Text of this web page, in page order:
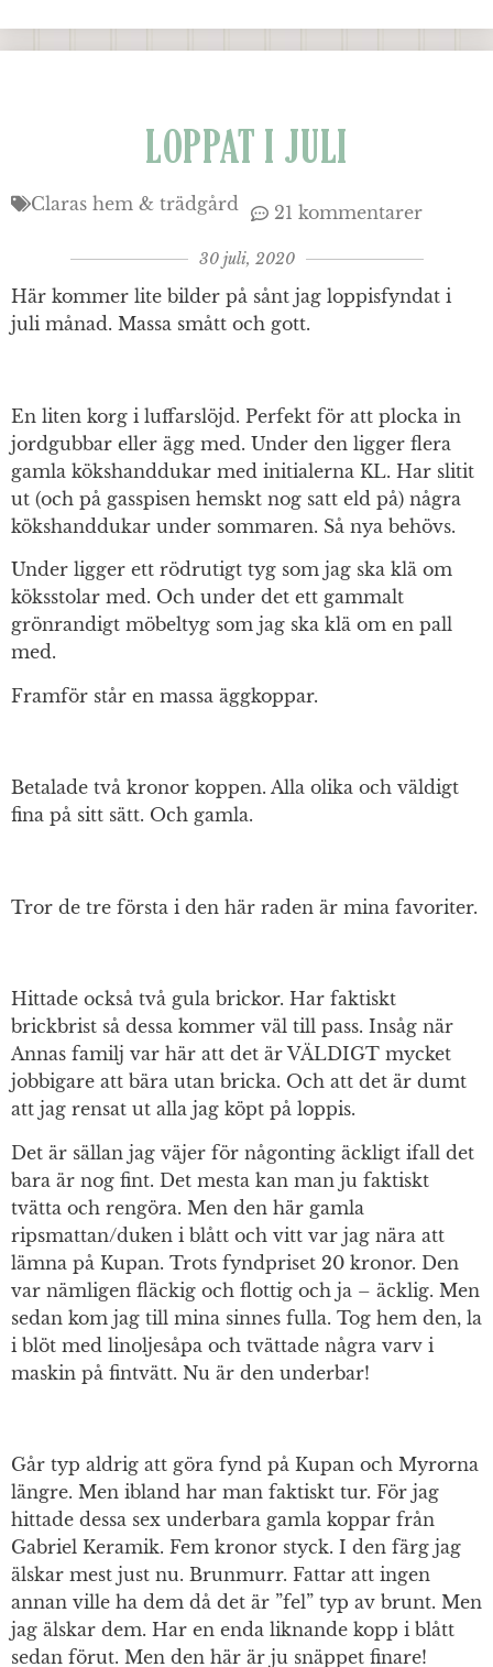
LOPPAT I JULI
Claras hem & trädgård 21 kommentarer
30 juli, 2020
Här kommer lite bilder på sånt jag loppisfyndat i
juli månad. Massa smått och gott.
En liten korg i luffarslöjd. Perfekt för att plocka in
jordgubbar eller ägg med. Under den ligger flera
gamla kökshanddukar med initialerna KL. Har slitit
ut (och på gasspisen hemskt nog satt eld på) några
kökshanddukar under sommaren. Så nya behövs.
Under ligger ett rödrutigt tyg som jag ska klä om
köksstolar med. Och under det ett gammalt
grönrandigt möbeltyg som jag ska klä om en pall
med.
Framför står en massa äggkoppar.
Betalade två kronor koppen. Alla olika och väldigt
fina på sitt sätt. Och gamla.
Tror de tre första i den här raden är mina favoriter.
Hittade också två gula brickor. Har faktiskt
brickbrist så dessa kommer väl till pass. Insåg när
Annas familj var här att det är VÄLDIGT mycket
jobbigare att bära utan bricka. Och att det är dumt
att jag rensat ut alla jag köpt på loppis.
Det är sällan jag väjer för någonting äckligt ifall det
bara är nog fint. Det mesta kan man ju faktiskt
tvätta och rengöra. Men den här gamla
ripsmattan/duken i blått och vitt var jag nära att
lämna på Kupan. Trots fyndpriset 20 kronor. Den
var nämligen fläckig och flottig och ja – äcklig. Men
sedan kom jag till mina sinnes fulla. Tog hem den, la
i blöt med linoljesåpa och tvättade några varv i
maskin på fintvätt. Nu är den underbar!
Går typ aldrig att göra fynd på Kupan och Myrorna
längre. Men ibland har man faktiskt tur. För jag
hittade dessa sex underbara gamla koppar från
Gabriel Keramik. Fem kronor styck. I den färg jag
älskar mest just nu. Brunmurr. Fattar att ingen
annan ville ha dem då det är ”fel” typ av brunt. Men
jag älskar dem. Har en enda liknande kopp i blått
sedan förut. Men den här är ju snäppet finare!